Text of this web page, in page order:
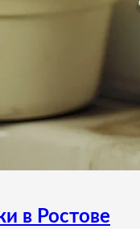
в Ростове